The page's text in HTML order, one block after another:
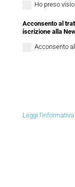
Ho preso
Acconsento al
iscrizione alla
Acconsento
Leggi